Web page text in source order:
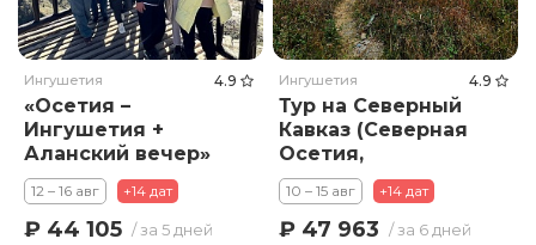
Ингушетия 4.9
«Осетия –
Ингушетия +
Аланский вечер»
12 – 16 авг +14 дат
₽ 44 105 / за 5 дней
Ингушетия 4.9
Тур на Северный
Кавказ (Северная
Осетия,
Ингушетия,
Кабардино
Балкария и
10 – 15 авг +14 дат
₽ 47 963 / за 6 дней